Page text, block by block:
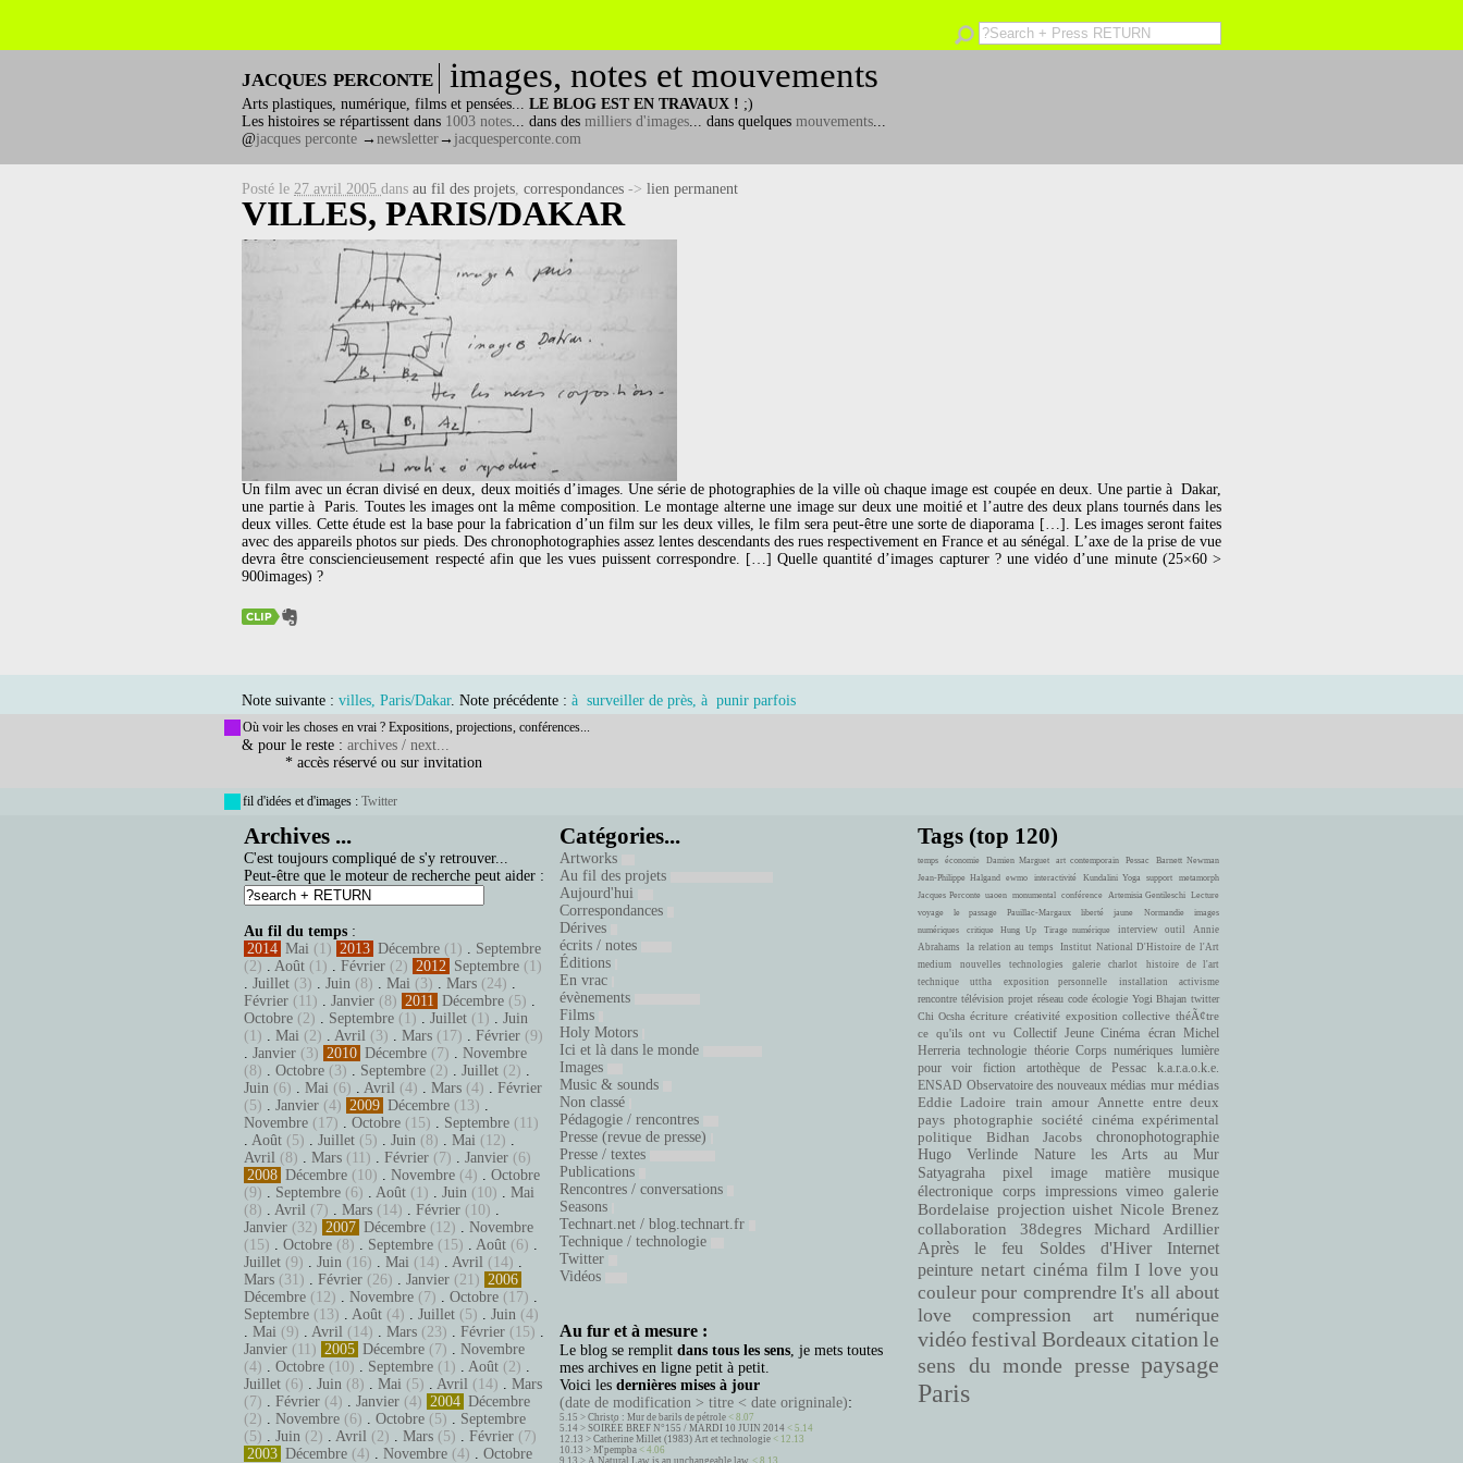
jacques perconte images, notes et mouvements
Arts plastiques, numérique, films et pensées... LE BLOG EST EN TRAVAUX ! ;)
Les histoires se répartissent dans 1003 notes... dans des milliers d'images... dans quelques mouvements...
@jacques perconte → newsletter→ jacquesperconte.com
Posté le 27 avril 2005 dans au fil des projets, correspondances -> lien permanent
VILLES, PARIS/DAKAR
Un film avec un écran divisé en deux, deux moitiés d’images. Une série de photographies de la ville où chaque image est coupée en deux. Une partie à Dakar,
une partie à Paris. Toutes les images ont la même composition. Le montage alterne une image sur deux une moitié et l’autre des deux plans tournés dans les
deux villes. Cette étude est la base pour la fabrication d’un film sur les deux villes, le film sera peut-être une sorte de diaporama […]. Les images seront faites
avec des appareils photos sur pieds. Des chronophotographies assez lentes descendants des rues respectivement en France et au sénégal. L’axe de la prise de vue
devra être consciencieusement respecté afin que les vues puissent correspondre. […] Quelle quantité d’images capturer ? une vidéo d’une minute (25×60 >
900images) ?
Note suivante : villes, Paris/Dakar. Note précédente : à surveiller de près, à punir parfois
Où voir les choses en vrai ? Expositions, projections, conférences...
& pour le reste : archives / next...
* accès réservé ou sur invitation
fil d'idées et d'images : Twitter
Archives ...
C'est toujours compliqué de s'y retrouver...
Peut-être que le moteur de recherche peut aider :
Au fil du temps :
2014 Mai (1) 2013 Décembre (1) . Septembre
(2) . Août (1) . Février (2) 2012 Septembre (1)
. Juillet (3) . Juin (8) . Mai (3) . Mars (24) .
Février (11) . Janvier (8) 2011 Décembre (5) .
Octobre (2) . Septembre (1) . Juillet (1) . Juin
(1) . Mai (2) . Avril (3) . Mars (17) . Février (9)
. Janvier (3) 2010 Décembre (7) . Novembre
(8) . Octobre (3) . Septembre (2) . Juillet (2) .
Juin (6) . Mai (6) . Avril (4) . Mars (4) . Février
(5) . Janvier (4) 2009 Décembre (13) .
Novembre (17) . Octobre (15) . Septembre (11)
. Août (5) . Juillet (5) . Juin (8) . Mai (12) .
Avril (8) . Mars (11) . Février (7) . Janvier (6)
2008 Décembre (10) . Novembre (4) . Octobre
(9) . Septembre (6) . Août (1) . Juin (10) . Mai
(8) . Avril (7) . Mars (14) . Février (10) .
Janvier (32) 2007 Décembre (12) . Novembre
(15) . Octobre (8) . Septembre (15) . Août (6) .
Juillet (9) . Juin (16) . Mai (14) . Avril (14) .
Mars (31) . Février (26) . Janvier (21) 2006
Décembre (12) . Novembre (7) . Octobre (17) .
Septembre (13) . Août (4) . Juillet (5) . Juin (4)
. Mai (9) . Avril (14) . Mars (23) . Février (15) .
Janvier (11) 2005 Décembre (7) . Novembre
(4) . Octobre (10) . Septembre (1) . Août (2) .
Juillet (6) . Juin (8) . Mai (5) . Avril (14) . Mars
(7) . Février (4) . Janvier (4) 2004 Décembre
(2) . Novembre (6) . Octobre (5) . Septembre
(5) . Juin (2) . Avril (2) . Mars (5) . Février (7)
2003 Décembre (4) . Novembre (4) . Octobre
Catégories...
Artworks
Au fil des projets
Aujourd'hui
Correspondances
Dérives
écrits / notes
Éditions
En vrac
évènements
Films
Holy Motors
Ici et là dans le monde
Images
Music & sounds
Non classé
Pédagogie / rencontres
Presse (revue de presse)
Presse / textes
Publications
Rencontres / conversations
Seasons
Technart.net / blog.technart.fr
Technique / technologie
Twitter
Vidéos
Au fur et à mesure :
Le blog se remplit dans tous les sens, je mets toutes
mes archives en ligne petit à petit.
Voici les dernières mises à jour
(date de modification > titre < date origninale):
5.15 > Christo : Mur de barils de pétrole < 8.07
5.14 > SOIRÉE BREF N°155 / MARDI 10 JUIN 2014 < 5.14
12.13 > Catherine Millet (1983) Art et technologie < 12.13
10.13 > M'pempba < 4.06
9.13 > A Natural Law is an unchangeable law. < 8.13
Tags (top 120)
temps économie Damien Marguet art contemporain Pessac
Barnett Newman
Jean-Philippe Halgand
ewmo interactivité Kundalini Yoga support
metamorph
Jacques Perconte uaoen monumental conférence Artemisia Gentileschi Lecture
voyage
le passage Pauillac-Margaux liberté jaune Normandie
images
numériques
critique Hung Up Tirage numérique interview outil
Annie
Abrahams
la relation au temps
Institut National D'Histoire de l'Art
medium
nouvelles technologies galerie charlot
histoire de l'art
technique
uttha exposition personnelle installation activisme
rencontre télévision projet réseau code écologie Yogi Bhajan twitter
Chi Ocsha écriture créativité exposition collective théÃ¢tre
ce qu'ils ont vu
Collectif Jeune Cinéma écran
Michel
Herreria technologie théorie Corps numériques lumière
pour voir fiction artothèque de Pessac
k.a.r.a.o.k.e.
ENSAD Observatoire des nouveaux médias mur médias
Eddie Ladoire
train amour Annette entre deux
pays photographie société cinéma expérimental
politique
Bidhan Jacobs
chronophotographie
Hugo Verlinde
Nature
les Arts au Mur
Satyagraha
pixel image matière
musique
électronique corps impressions vimeo
galerie
Bordelaise projection uishet Nicole Brenez
collaboration
38degres
Michard Ardillier
Après le feu
Soldes d'Hiver
Internet
peinture netart cinéma film I love you
couleur pour comprendre It's all about
love
compression art numérique
vidéo festival Bordeaux citation le
sens du monde presse paysage
Paris